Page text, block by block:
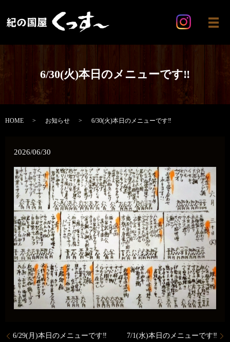
メ
6/30(火)本日のメニューです‼️
HOME お知らせ 6/30(火)本日のメニューです‼️
2026/06/30
6/29(月)本日のメニューです‼️ 7/1(水)本日のメニューです‼️